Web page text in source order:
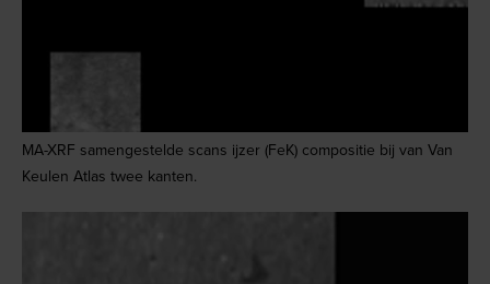
MA-XRF samengestelde scans ijzer (FeK) compositie bij van Van
Keulen Atlas twee kanten.